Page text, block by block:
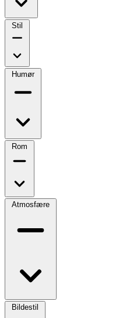
Stil
Humør
Rom
Atmosfære
Bildestil